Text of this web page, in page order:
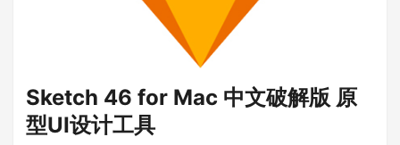
Sketch 46 for Mac 中文破解版 原
型UI设计工具